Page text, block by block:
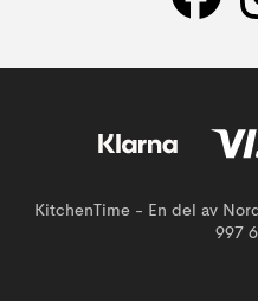
KitchenTime - En del av
997